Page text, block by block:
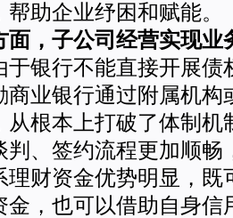
帮助企业纾困和赋能。
面，子公司经营实现业
于银行不能直接开展债
商业银行通过附属机构
从根本上打破了体制机
判、签约流程更加顺畅
理财资金优势明显，既
金，也可以借助自身信